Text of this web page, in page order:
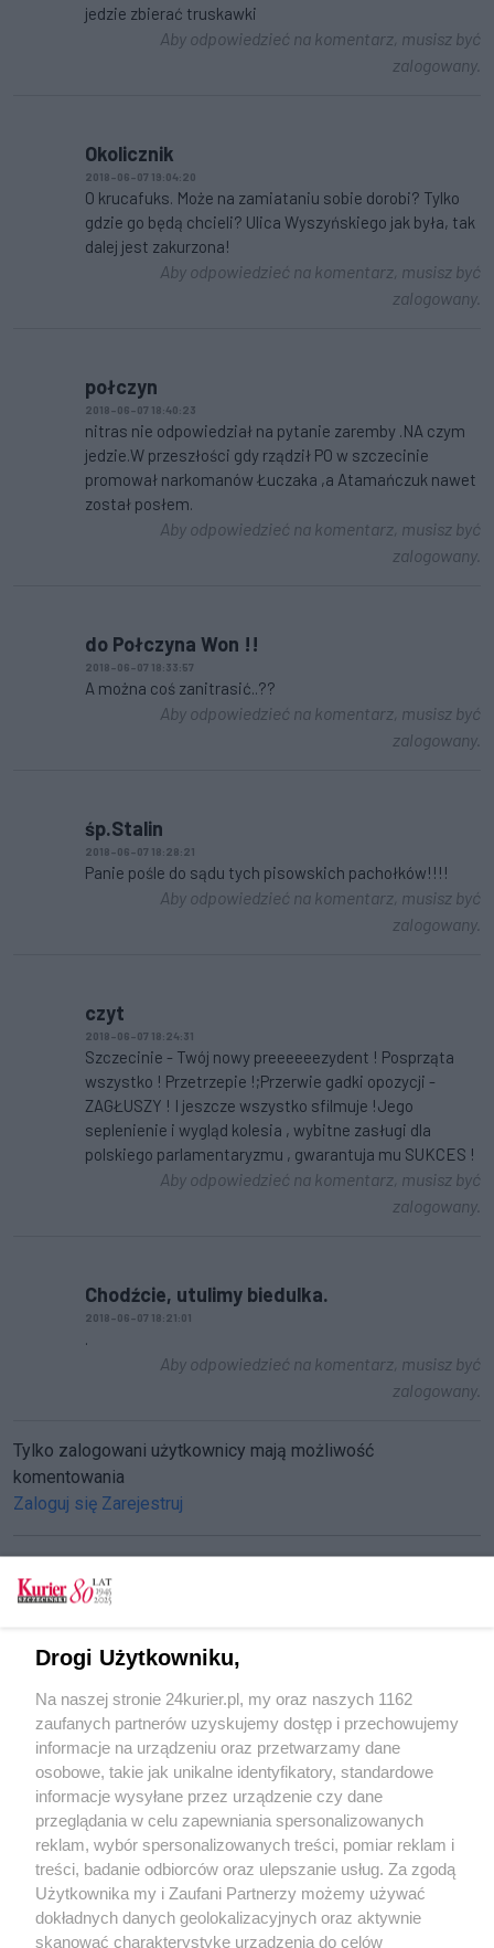
jedzie zbierać truskawki
Aby odpowiedzieć na komentarz, musisz być
zalogowany.
Okolicznik
2018-06-07 19:04:20
O krucafuks. Może na zamiataniu sobie dorobi? Tylko
gdzie go będą chcieli? Ulica Wyszyńskiego jak była, tak
dalej jest zakurzona!
Aby odpowiedzieć na komentarz, musisz być
zalogowany.
połczyn
2018-06-07 18:40:23
nitras nie odpowiedział na pytanie zaremby .NA czym
jedzie.W przeszłości gdy rządził PO w szczecinie
promował narkomanów Łuczaka ,a Atamańczuk nawet
został posłem.
Aby odpowiedzieć na komentarz, musisz być
zalogowany.
do Połczyna Won !!
2018-06-07 18:33:57
A można coś zanitrasić..??
Aby odpowiedzieć na komentarz, musisz być
zalogowany.
śp.Stalin
2018-06-07 18:28:21
Panie pośle do sądu tych pisowskich pachołków!!!!
Aby odpowiedzieć na komentarz, musisz być
zalogowany.
czyt
2018-06-07 18:24:31
Szczecinie - Twój nowy preeeeeezydent ! Posprząta
wszystko ! Przetrzepie !;Przerwie gadki opozycji -
ZAGŁUSZY ! I jeszcze wszystko sfilmuje !Jego
seplenienie i wygląd kolesia , wybitne zasługi dla
polskiego parlamentaryzmu , gwarantuja mu SUKCES !
Aby odpowiedzieć na komentarz, musisz być
zalogowany.
Chodźcie, utulimy biedulka.
2018-06-07 18:21:01
.
Aby odpowiedzieć na komentarz, musisz być
zalogowany.
Tylko zalogowani użytkownicy mają możliwość
komentowania
Zaloguj się Zarejestruj
Nitras obiecuje in vitro
Akademicki priorytet Nitrasa
Wspomóc in vitro
POGODA
13℃
Zobacz prognozę na 3 dni
Drogi Użytkowniku,
Na naszej stronie 24kurier.pl, my oraz naszych 1162
zaufanych partnerów uzyskujemy dostęp i przechowujemy
informacje na urządzeniu oraz przetwarzamy dane
osobowe, takie jak unikalne identyfikatory, standardowe
informacje wysyłane przez urządzenie czy dane
przeglądania w celu zapewniania spersonalizowanych
reklam, wybór spersonalizowanych treści, pomiar reklam i
treści, badanie odbiorców oraz ulepszanie usług. Za zgodą
Użytkownika my i Zaufani Partnerzy możemy używać
dokładnych danych geolokalizacyjnych oraz aktywnie
skanować charakterystykę urządzenia do celów